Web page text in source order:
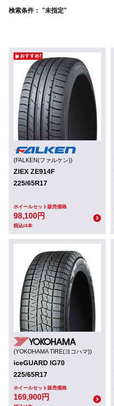
検索条件： "未指定"
(FALKEN(ファルケン))
ZIEX ZE914F
225/65R17
ホイールセット販売価格
98,100円
税込/4本
(YOKOHAMA TIRE(ヨコハマ))
iceGUARD IG70
225/65R17
ホイールセット販売価格
169,900円